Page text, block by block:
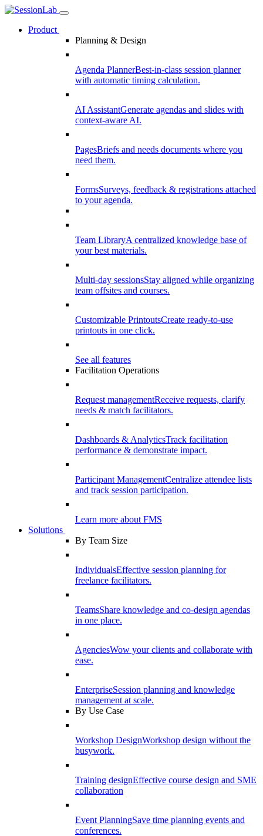
Product
Planning & Design
Agenda PlannerBest-in-class session planner
with automatic timing calculation.
AI AssistantGenerate agendas and slides with
context-aware AI.
PagesBriefs and needs documents where you
need them.
FormsSurveys, feedback & registrations attached
to your agenda.
Team LibraryA centralized knowledge base of
your best materials.
Multi-day sessionsStay aligned while organizing
team offsites and courses.
Customizable PrintoutsCreate ready-to-use
printouts in one click.
See all features
Facilitation Operations
Request managementReceive requests, clarify
needs & match facilitators.
Dashboards & AnalyticsTrack facilitation
performance & demonstrate impact.
Participant ManagementCentralize attendee lists
and track session participation.
Learn more about FMS
Solutions
By Team Size
IndividualsEffective session planning for
freelance facilitators.
TeamsShare knowledge and co-design agendas
in one place.
AgenciesWow your clients and collaborate with
ease.
EnterpriseSession planning and knowledge
management at scale.
By Use Case
Workshop DesignWorkshop design without the
busywork.
Training designEffective course design and SME
collaboration
Event PlanningSave time planning events and
conferences.